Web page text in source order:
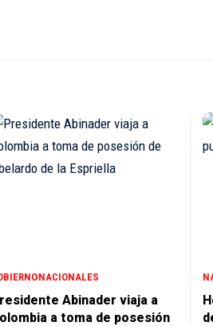
NACIONALES
Abinader viaja a
a toma de posesión